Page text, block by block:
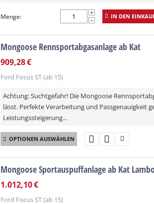
Menge:
+
−
IN DEN
Mongoose Rennsportabgasanlage ab Kat
909,28€
Ford Focus ST (ab 15)
Achtung: Suchtgefahr! Die Mongoose
lässt. Perfekte Verarbeitung und Passgenauigkeit
Leistungssteigerung...
OPTIONEN AUSWÄHLEN
Mongoose Sportauspuffanlage ab Kat
1.012,10€
Ford Focus ST (ab 15)